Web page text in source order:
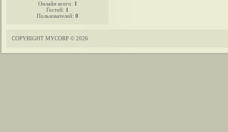
Онлайн всего: 1
Гостей: 1
Пользователей: 0
COPYRIGHT MYCORP © 2026